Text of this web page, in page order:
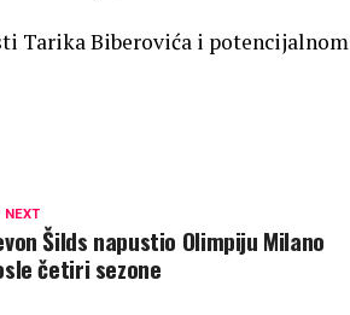
Tarika Biberovića i potencijalnom
NEXT
Šilds napustio Olimpiju Milano
četiri sezone